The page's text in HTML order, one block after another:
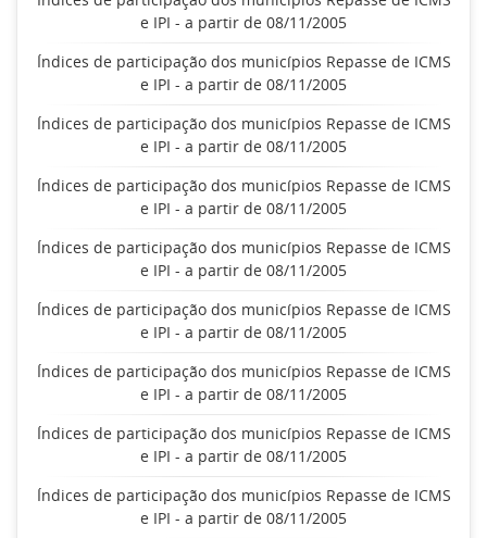
e IPI - a partir de 08/11/2005
Índices de participação dos municípios Repasse de ICMS
e IPI - a partir de 08/11/2005
Índices de participação dos municípios Repasse de ICMS
e IPI - a partir de 08/11/2005
Índices de participação dos municípios Repasse de ICMS
e IPI - a partir de 08/11/2005
Índices de participação dos municípios Repasse de ICMS
e IPI - a partir de 08/11/2005
Índices de participação dos municípios Repasse de ICMS
e IPI - a partir de 08/11/2005
Índices de participação dos municípios Repasse de ICMS
e IPI - a partir de 08/11/2005
Índices de participação dos municípios Repasse de ICMS
e IPI - a partir de 08/11/2005
Índices de participação dos municípios Repasse de ICMS
e IPI - a partir de 08/11/2005